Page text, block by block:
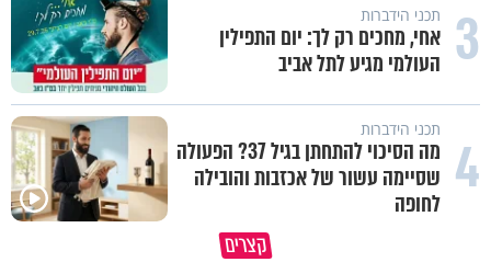
3 תכני הידברות
אחי, מחכים רק לך: יום התפילין
העולמי מגיע לתל אביב
4 תכני הידברות
מה הסיכוי להתחתן בגיל 37? הפעולה
שסיימה עשור של אכזבות והובילה
לחופה
קצרים